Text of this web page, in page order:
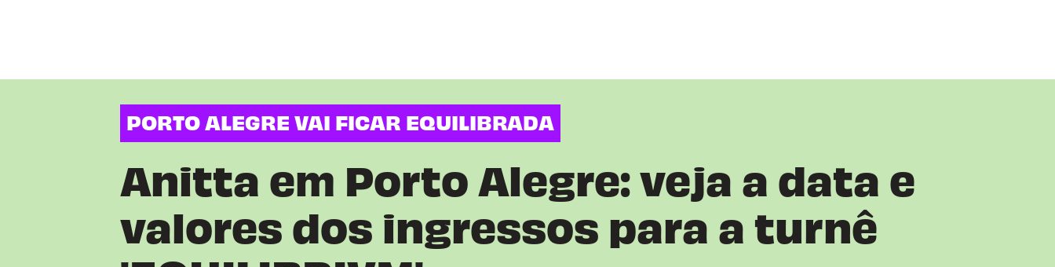
PORTO ALEGRE VAI FICAR EQUILIBRADA
Anitta em Porto Alegre: veja a data e
valores dos ingressos para a turnê